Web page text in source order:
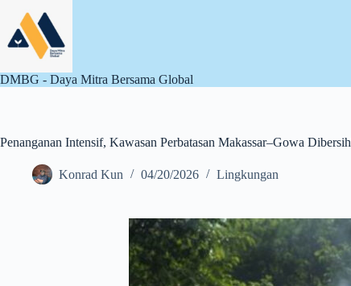
content
DMBG - Daya Mitra Bersama Global
Penanganan Intensif, Kawasan Perbatasan Makassar–Gowa
Konrad Kun 04/20/2026 Lingkungan